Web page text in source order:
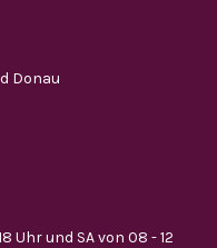
Donau
Uhr und SA von 08 - 12